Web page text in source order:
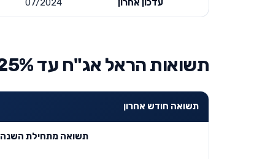
עדכון אחרון 07/2024
תשואות הראל אג"ח עד 25% מניות
תשואה חודש אחרון
תשואה מתחילת השנה